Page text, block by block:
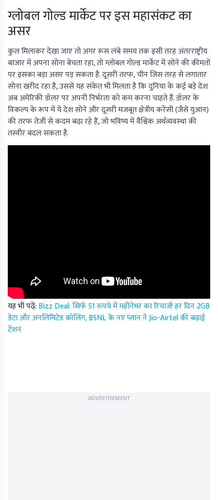
ग्लोबल गोल्ड मार्केट पर इस महासंकट का
असर
कुल मिलाकर देखा जाए तो अगर रूस लंबे समय तक इसी तरह अंतरराष्ट्रीय
बाजार में अपना सोना बेचता रहा, तो ग्लोबल गोल्ड मार्केट में सोने की कीमतों
पर इसका बड़ा असर पड़ सकता है. दूसरी तरफ, चीन जिस तरह से लगातार
सोना खरीद रहा है, उससे यह संकेत भी मिलता है कि दुनिया के कई बड़े देश
अब अमेरिकी डॉलर पर अपनी निर्भरता को कम करना चाहते हैं. डॉलर के
विकल्प के रूप में ये देश सोने और दूसरी मजबूत क्षेत्रीय करेंसी (जैसे युआन)
की तरफ तेजी से कदम बढ़ा रहे हैं, जो भविष्य में वैश्विक अर्थव्यवस्था की
तस्वीर बदल सकता है.
यह भी पढ़ें: Bizz Deal: सिर्फ 51 रुपये में महीनेभर का रिचार्ज! हर दिन 2GB
डेटा और अनलिमिटेड कॉलिंग, BSNL के नए प्लान ने Jio-Airtel की बढ़ाई
टेंशन
ADVERTISEMENT